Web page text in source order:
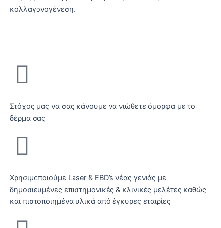
κολλαγονογένεση.
Στόχος μας να σας κάνουμε να νιώθετε όμορφα με το
δέρμα σας
Χρησιμοποιούμε Laser & EBD’s νέας γενιάς με
δημοσιευμένες επιστημονικές & κλινικές μελέτες καθώς
και πιστοποιημένα υλικά από έγκυρες εταιρίες